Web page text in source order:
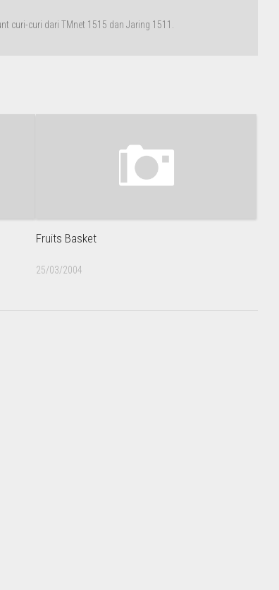
curi-curi dari TMnet 1515 dan Jaring 1511.
Fruits Basket
25/03/2004